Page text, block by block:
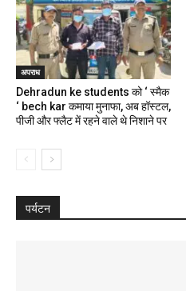
अपराध
Dehradun ke students को ‘ स्मैक
‘ bech kar कमाया मुनाफा, अब हॉस्टल,
पीजी और फ्लैट में रहने वाले थे निशाने पर
पर्यटन